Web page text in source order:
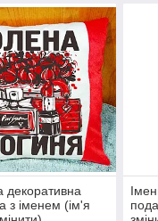
декоративна
з іменем (ім'я